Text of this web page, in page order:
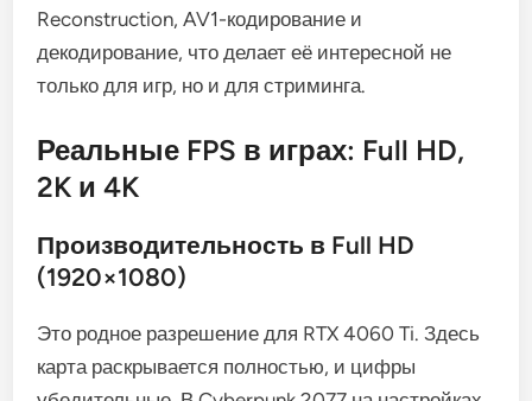
Reconstruction, AV1-кодирование и
декодирование, что делает её интересной не
только для игр, но и для стриминга.
Реальные FPS в играх: Full HD,
2K и 4K
Производительность в Full HD
(1920×1080)
Это родное разрешение для RTX 4060 Ti. Здесь
карта раскрывается полностью, и цифры